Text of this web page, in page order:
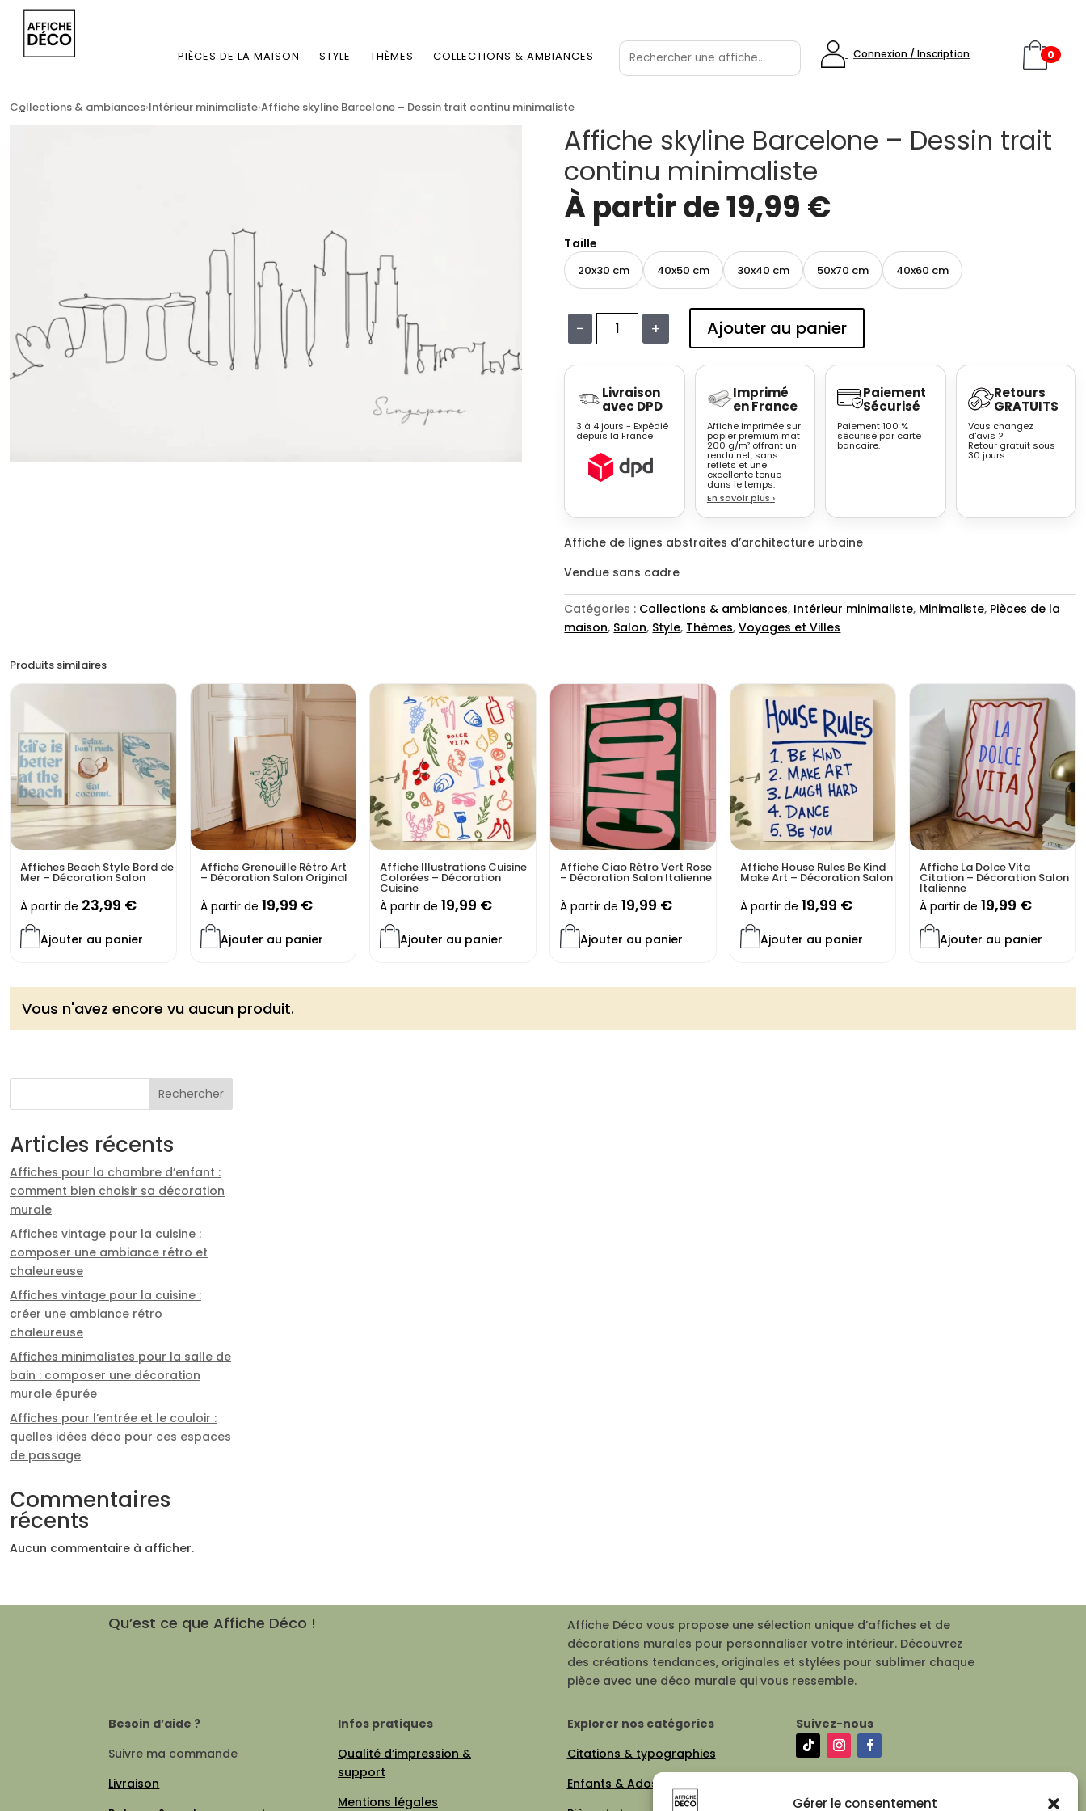
Gérer le consentement
PIÈCES DE LA MAISON STYLE THÈMES COLLECTIONS & AMBIANCES Connexion / Inscription 0
...
Collections & ambiances Intérieur minimaliste Affiche skyline Barcelone – Dessin trait continu minimaliste
Affiche skyline Barcelone – Dessin trait
continu minimaliste
À partir de19,99 €
Taille
20x30 cm 40x50 cm 30x40 cm 50x70 cm 40x60 cm
−
Affiche
skyline
Barcelone
trait
continu
+ Ajouter au panier
Livraison
avec DPD
3 à 4 jours - Expédié
depuis la France
Imprimé
en France
Affiche imprimée sur
papier premium mat
200 g/m² offrant un
rendu net, sans
reflets et une
excellente tenue
dans le temps.
En savoir plus ›
Paiement
Sécurisé
Paiement 100 %
sécurisé par carte
bancaire.
Retours
GRATUITS
Vous changez
d'avis ?
Retour gratuit sous
30 jours
Affiche de lignes abstraites d’architecture urbaine
Vendue sans cadre
Catégories : Collections & ambiances, Intérieur minimaliste, Minimaliste, Pièces de la
maison, Salon, Style, Thèmes,Voyages et Villes
Produits similaires
Affiches Beach Style Bord de
Mer – Décoration Salon
À partir de 23,99 €
Ajouter au panier
Affiche Grenouille Rétro Art
– Décoration Salon Original
À partir de 19,99 €
Ajouter au panier
Affiche Illustrations Cuisine
Colorées – Décoration
Cuisine
À partir de19,99 €
Ajouter au panier
Affiche Ciao Rétro Vert Rose
– Décoration Salon Italienne
À partir de 19,99 €
Ajouter au panier
Affiche House Rules Be Kind
Make Art – Décoration Salon
À partir de 19,99 €
Ajouter au panier
Affiche La Dolce Vita
Citation – Décoration Salon
Italienne
À partir de19,99 €
Ajouter au panier
Vous n'avez encore vu aucun produit.
Rechercher
Articles récents
Affiches pour la chambre d’enfant :
comment bien choisir sa décoration
murale
Affiches vintage pour la cuisine :
composer une ambiance rétro et
chaleureuse
Affiches vintage pour la cuisine :
créer une ambiance rétro
chaleureuse
Affiches minimalistes pour la salle de
bain : composer une décoration
murale épurée
Affiches pour l’entrée et le couloir :
quelles idées déco pour ces espaces
de passage
Commentaires
récents
Aucun commentaire à afficher.
Qu’est ce que Affiche Déco !
Affiche Déco vous propose une sélection unique d’affiches et de
décorations murales pour personnaliser votre intérieur. Découvrez
des créations tendances, originales et stylées pour sublimer chaque
pièce avec une déco murale qui vous ressemble.
Besoin d’aide ?
Suivre ma commande
Livraison
Infos pratiques
Qualité d’impression &
support
Mentions légales
Explorer nos catégories
Citations & typographies
Enfants & Ados
Suivez-nous